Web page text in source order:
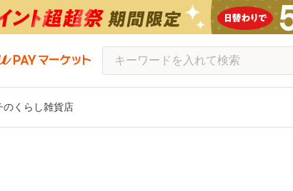
のくらし雑貨店